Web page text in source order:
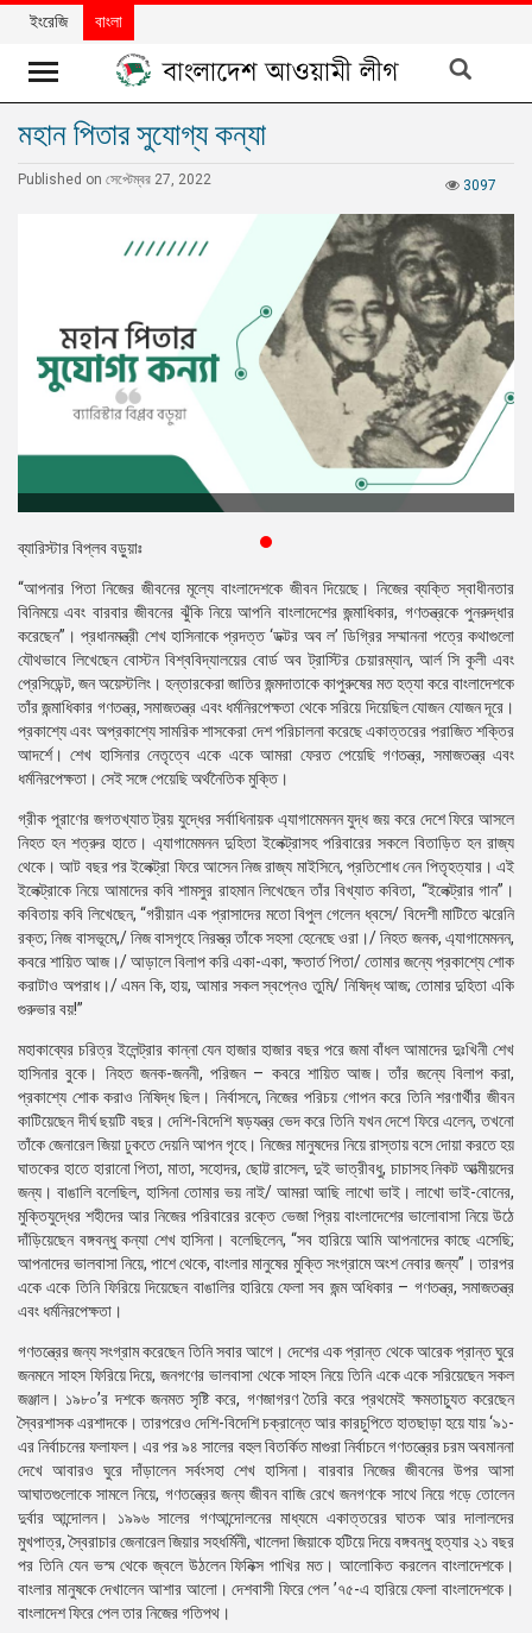
খবর
দলের
প্রতিবেদন
মতামত
নিউজলেটার
প্রেস
রিলিজ
প্রকাশনা
গ্যালারি
বিএনপি-
জামায়াত
সহিংসতা
সংগঠন
নির্বাচনী
ইশতেহার
ইংরেজি বাংলা
মহান পিতার সুযোগ্য কন্যা
3097
Published on সেপ্টেম্বর 27, 2022
ব্যারিস্টার বিপ্লব বড়ুয়াঃ
“আপনার পিতা নিজের জীবনের মূল্যে বাংলাদেশকে জীবন দিয়েছে। নিজের ব্যক্তি স্বাধীনতার
বিনিময়ে এবং বারবার জীবনের ঝুঁকি নিয়ে আপনি বাংলাদেশের জন্মাধিকার, গণতন্ত্রকে পুনরুদ্ধার
করেছেন”। প্রধানমন্ত্রী শেখ হাসিনাকে প্রদত্ত ‘ডক্টর অব ল’ ডিগ্রির সম্মাননা পত্রে কথাগুলো
যৌথভাবে লিখেছেন বোস্টন বিশ্ববিদ্যালয়ের বোর্ড অব ট্রাস্টির চেয়ারম্যান, আর্ল সি কূলী এবং
প্রেসিডেন্ট, জন অয়েস্টলিং। হন্তারকেরা জাতির জন্মদাতাকে কাপুরুষের মত হত্যা করে বাংলাদেশকে
তাঁর জন্মাধিকার গণতন্ত্র, সমাজতন্ত্র এবং ধর্মনিরপেক্ষতা থেকে সরিয়ে দিয়েছিল যোজন যোজন দূরে।
প্রকাশ্যে এবং অপ্রকাশ্যে সামরিক শাসকেরা দেশ পরিচালনা করেছে একাত্তরের পরাজিত শক্তির
আদর্শে। শেখ হাসিনার নেতৃত্বে একে একে আমরা ফেরত পেয়েছি গণতন্ত্র, সমাজতন্ত্র এবং
ধর্মনিরপেক্ষতা। সেই সঙ্গে পেয়েছি অর্থনৈতিক মুক্তি।
গ্রীক পূরাণের জগতখ্যাত ট্রয় যুদ্ধের সর্বাধিনায়ক এ্যাগামেমনন যুদ্ধ জয় করে দেশে ফিরে আসলে
নিহত হন শত্রুর হাতে। এ্যাগামেমনন দুহিতা ইলেক্ট্রাসহ পরিবারের সকলে বিতাড়িত হন রাজ্য
থেকে। আট বছর পর ইলেক্ট্রা ফিরে আসেন নিজ রাজ্য মাইসিনে, প্রতিশোধ নেন পিতৃহত্যার। এই
ইলেক্ট্রাকে নিয়ে আমাদের কবি শামসুর রাহমান লিখেছেন তাঁর বিখ্যাত কবিতা, “ইলেক্ট্রার গান”।
কবিতায় কবি লিখেছেন, “গরীয়ান এক প্রাসাদের মতো বিপুল গেলেন ধ্বসে/ বিদেশী মাটিতে ঝরেনি
রক্ত; নিজ বাসভূমে,/ নিজ বাসগৃহে নিরস্ত্র তাঁকে সহসা হেনেছে ওরা।/ নিহত জনক, এ্যাগামেমনন,
কবরে শায়িত আজ।/ আড়ালে বিলাপ করি একা-একা, ক্ষতার্ত পিতা/ তোমার জন্যে প্রকাশ্যে শোক
করাটাও অপরাধ।/ এমন কি, হায়, আমার সকল স্বপ্নেও তুমি/ নিষিদ্ধ আজ; তোমার দুহিতা একি
গুরুভার বয়!”
মহাকাব্যের চরিত্র ইলেন্ট্রার কান্না যেন হাজার হাজার বছর পরে জমা বাঁধল আমাদের দুঃখিনী শেখ
হাসিনার বুকে। নিহত জনক-জননী, পরিজন – কবরে শায়িত আজ। তাঁর জন্যে বিলাপ করা,
প্রকাশ্যে শোক করাও নিষিদ্ধ ছিল। নির্বাসনে, নিজের পরিচয় গোপন করে তিনি শরণার্থীর জীবন
কাটিয়েছেন দীর্ঘ ছয়টি বছর। দেশি-বিদেশি ষড়যন্ত্র ভেদ করে তিনি যখন দেশে ফিরে এলেন, তখনো
তাঁকে জেনারেল জিয়া ঢুকতে দেয়নি আপন গৃহে। নিজের মানুষদের নিয়ে রাস্তায় বসে দোয়া করতে হয়
ঘাতকের হাতে হারানো পিতা, মাতা, সহোদর, ছোট্ট রাসেল, দুই ভাত্রীবধু, চাচাসহ নিকট আত্মীয়দের
জন্য। বাঙালি বলেছিল, হাসিনা তোমার ভয় নাই/ আমরা আছি লাখো ভাই। লাখো ভাই-বোনের,
মুক্তিযুদ্ধের শহীদের আর নিজের পরিবারের রক্তে ভেজা প্রিয় বাংলাদেশের ভালোবাসা নিয়ে উঠে
দাঁড়িয়েছেন বঙ্গবন্ধু কন্যা শেখ হাসিনা। বলেছিলেন, “সব হারিয়ে আমি আপনাদের কাছে এসেছি;
আপনাদের ভালবাসা নিয়ে, পাশে থেকে, বাংলার মানুষের মুক্তি সংগ্রামে অংশ নেবার জন্য”। তারপর
একে একে তিনি ফিরিয়ে দিয়েছেন বাঙালির হারিয়ে ফেলা সব জন্ম অধিকার – গণতন্ত্র, সমাজতন্ত্র
এবং ধর্মনিরপেক্ষতা।
গণতন্ত্রের জন্য সংগ্রাম করেছেন তিনি সবার আগে। দেশের এক প্রান্ত থেকে আরেক প্রান্ত ঘুরে
জনমনে সাহস ফিরিয়ে দিয়ে, জনগণের ভালবাসা থেকে সাহস নিয়ে তিনি একে একে সরিয়েছেন সকল
জঞ্জাল। ১৯৮০’র দশকে জনমত সৃষ্টি করে, গণজাগরণ তৈরি করে প্রথমেই ক্ষমতাচ্যুত করেছেন
স্বৈরশাসক এরশাদকে। তারপরেও দেশি-বিদেশি চক্রান্তে আর কারচুপিতে হাতছাড়া হয়ে যায় ‘৯১-
এর নির্বাচনের ফলাফল। এর পর ৯৪ সালের বহুল বিতর্কিত মাগুরা নির্বাচনে গণতন্ত্রের চরম অবমাননা
দেখে আবারও ঘুরে দাঁড়ালেন সর্বংসহা শেখ হাসিনা। বারবার নিজের জীবনের উপর আসা
আঘাতগুলোকে সামলে নিয়ে, গণতন্ত্রের জন্য জীবন বাজি রেখে জনগণকে সাথে নিয়ে গড়ে তোলেন
দুর্বার আন্দোলন। ১৯৯৬ সালের গণআন্দোলনের মাধ্যমে একাত্তরের ঘাতক আর দালালদের
মুখপাত্র, স্বৈরাচার জেনারেল জিয়ার সহধর্মিনী, খালেদা জিয়াকে হটিয়ে দিয়ে বঙ্গবন্ধু হত্যার ২১ বছর
পর তিনি যেন ভস্ম থেকে জ্বলে উঠলেন ফিনিক্স পাখির মত। আলোকিত করলেন বাংলাদেশকে।
বাংলার মানুষকে দেখালেন আশার আলো। দেশবাসী ফিরে পেল ’৭৫-এ হারিয়ে ফেলা বাংলাদেশকে।
বাংলাদেশ ফিরে পেল তার নিজের গতিপথ।